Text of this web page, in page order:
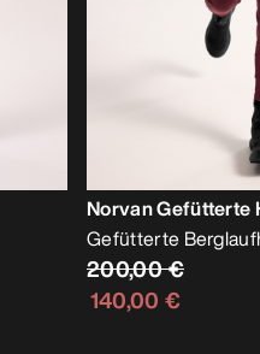
Norvan Gefütterte
Gefütterte
200,00 €
140,00 €